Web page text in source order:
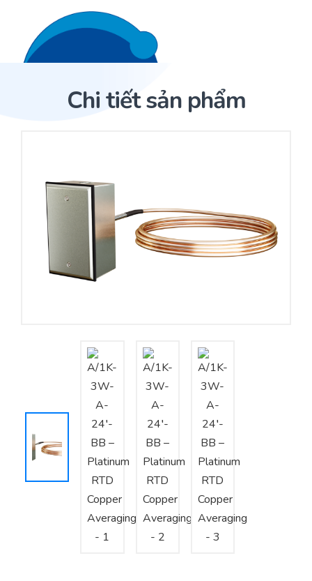
Trang Chủ
Cảm biến ACI
Nhà phân phối cảm biến
Nhà sản xuất thiết bị điều khiển
Tư vấn – Thiết kế – Cung cấp thiết bị HVAC
Tư vấn thiết kế, thi công tủ điều khiển
Thi công – Lắp đặt hệ thống HVAC
Sản phẩm
Dự án
Bài viết
Chi tiết sản phẩm